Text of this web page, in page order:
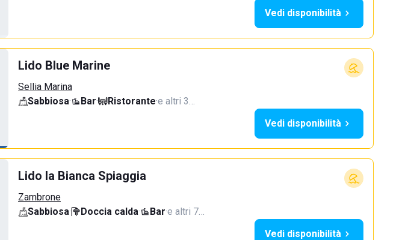
Vedi disponibilità
Lido Blue Marine
Sellia Marina
Sabbiosa· Bar· Ristorante·e altri 3…
Vedi disponibilità
Lido la Bianca Spiaggia
Zambrone
Sabbiosa· Doccia calda· Bar·e altri 7…
Vedi disponibilità